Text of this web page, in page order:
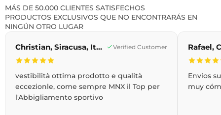
MÁS DE 50.000 CLIENTES SATISFECHOS
PRODUCTOS EXCLUSIVOS QUE NO ENCONTRARÁS EN
NINGÚN OTRO LUGAR
Christian, Siracusa, Italia Verified Customer
vestibilità ottima prodotto e qualità
eccezionle, come sempre MNX il Top per
l'Abbigliamento sportivo
Envios
muy